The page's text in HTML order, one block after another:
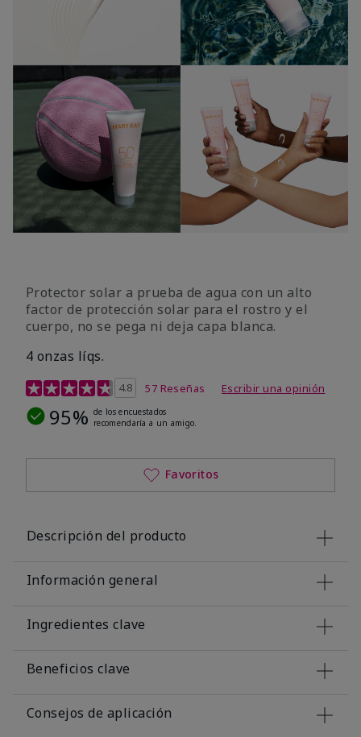
Protector solar a prueba de agua con un alto
factor de protección solar para el rostro y el
cuerpo, no se pega ni deja capa blanca.
4 onzas líqs.
Calificación de clientes de 4,2 de 5
4.8 57 Reseñas Escribir una opinión
95% de los encuestados
recomendaría a un amigo.
Favoritos
Descripción del producto
Información general
Ingredientes clave
Beneficios clave
Consejos de aplicación